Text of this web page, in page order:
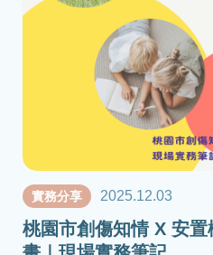
實務分享 2025.12.03
桃園市創傷知情 X 安